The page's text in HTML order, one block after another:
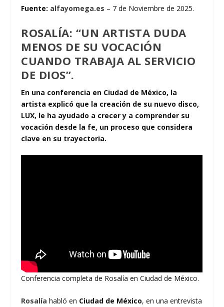
Fuente: alfayomega.es – 7 de Noviembre de 2025.
ROSALÍA: “UN ARTISTA DUDA
MENOS DE SU VOCACIÓN
CUANDO TRABAJA AL SERVICIO
DE DIOS”.
En una conferencia en Ciudad de México, la
artista explicó que la creación de su nuevo disco,
LUX, le ha ayudado a crecer y a comprender su
vocación desde la fe, un proceso que considera
clave en su trayectoria.
Conferencia completa de Rosalía en Ciudad de México.
Rosalía habló en Ciudad de México, en una entrevista